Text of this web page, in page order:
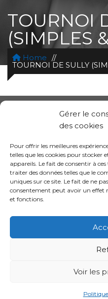
Gérer le
des cookies
Pour offrir les meilleures
telles que les cookies pour stocker
appareils. Le fait de consentir à
traiter des données telles que le
uniques sur ce site. Le fait de ne
consentement peut avoir un effet
et fonctions.
Voir les
TOURNOI
(SIMPLES
Home //
TOURNOI DE SULLY
Conception